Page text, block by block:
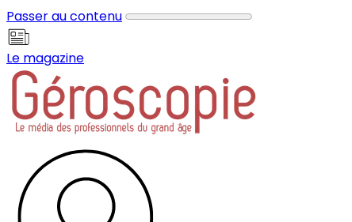
Passer au contenu
Le magazine
Panneau de gestion des cookies